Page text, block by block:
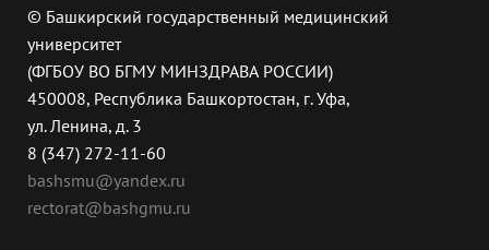
© Башкирский государственный медицинский
университет
(ФГБОУ ВО БГМУ МИНЗДРАВА РОССИИ)
450008, Республика Башкортостан, г. Уфа,
ул. Ленина, д. 3
8 (347) 272-11-60
bashsmu@yandex.ru
rectorat@bashgmu.ru